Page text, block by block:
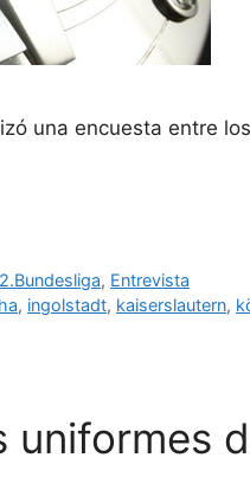
una encuesta entre
2.Bundesliga, Entrevista
, ingolstadt, kaiserslautern,
uniformes